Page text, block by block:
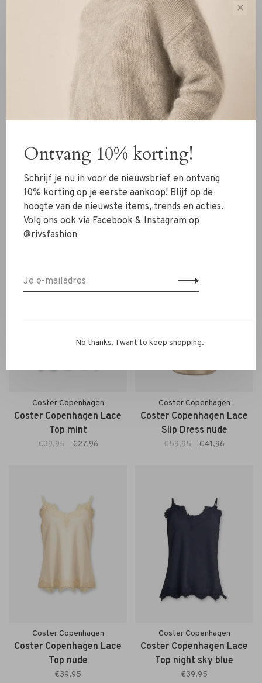
Coster Copenhagen
Coster Copenhagen Lace
Top light blue
Coster Copenhagen
Coster Copenhagen Lace
Top cream
Coster Copenhagen
Coster Copenhagen Lace
Top mint
€39,95 €27,96
Coster Copenhagen
Coster Copenhagen Lace
Slip Dress nude
€59,95 €41,96
Coster Copenhagen
Coster Copenhagen Lace
Top nude
€39,95
Coster Copenhagen
Coster Copenhagen Lace
Top night sky blue
€39,95
✕
Ontvang 10% korting!
Schrijf je nu in voor de nieuwsbrief en ontvang
10% korting op je eerste aankoop! Blijf op de
hoogte van de nieuwste items, trends en acties.
Volg ons ook via Facebook & Instagram op
@rivsfashion
No thanks, I want to keep shopping.